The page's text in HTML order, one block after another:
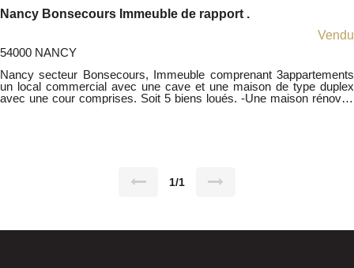
Nancy Bonsecours Immeuble de rapport .
Vendu
54000 NANCY
Nancy secteur Bonsecours, Immeuble comprenant 3appartements
un local commercial avec une cave et une maison de type duplex
avec une cour comprises. Soit 5 biens loués. -Une maison rénovée
commercial sous le N° 818 263 089 Soit une rentabilité de 7,34%
1/1